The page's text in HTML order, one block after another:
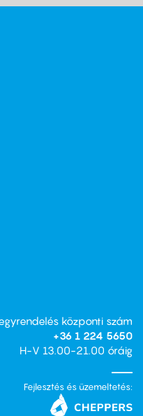
központi szám
+36 1 224 5650
H-V 13.00-21.00 óráig
Fejlesztés és üzemeltetés: